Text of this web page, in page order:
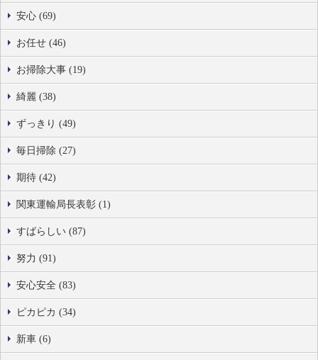
安心 (69)
お任せ (46)
お掃除大事 (19)
綺麗 (38)
ずっきり (49)
毎日掃除 (27)
期待 (42)
関東運輸局長表彰 (1)
すばらしい (87)
努力 (91)
安心安全 (83)
ピカピカ (34)
新車 (6)